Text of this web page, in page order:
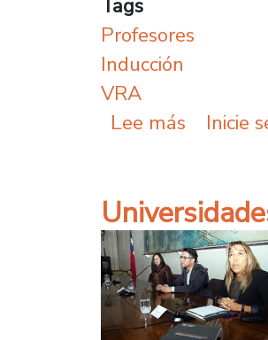
Profesores
Inducción
VRA
Lee más sobre
Inicie